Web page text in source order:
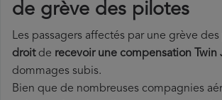
de grève des pilotes
Les passagers affectés par une grève
droitde recevoir une compensation Twin
dommages subis.
Bien que de nombreuses compagnies